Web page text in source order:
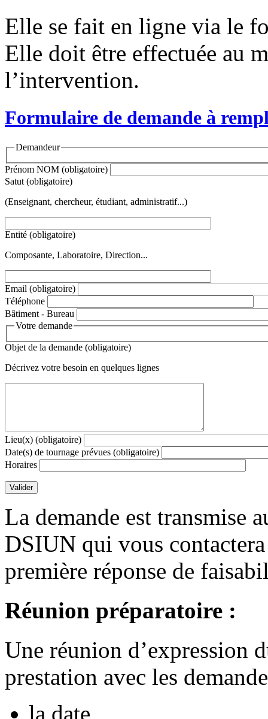
Elle se fait en ligne via le
Elle doit être effectuée au
l’intervention.
Formulaire de demande à
Demandeur
Prénom NOM (obligatoire)
Satut (obligatoire)
(Enseignant, chercheur, étudiant, administratif...)
Entité (obligatoire)
Composante, Laboratoire, Direction...
Email (obligatoire)
Téléphone
Bâtiment - Bureau
Votre demande
Objet de la demande (obligatoire)
Décrivez votre besoin en quelques lignes
Lieu(x) (obligatoire)
Date(s) de tournage prévues (obligatoire)
Horaires
Valider
La demande est transmise
DSIUN qui vous
première réponse de
Réunion préparatoire :
Une réunion d’expression
prestation avec les
la date,